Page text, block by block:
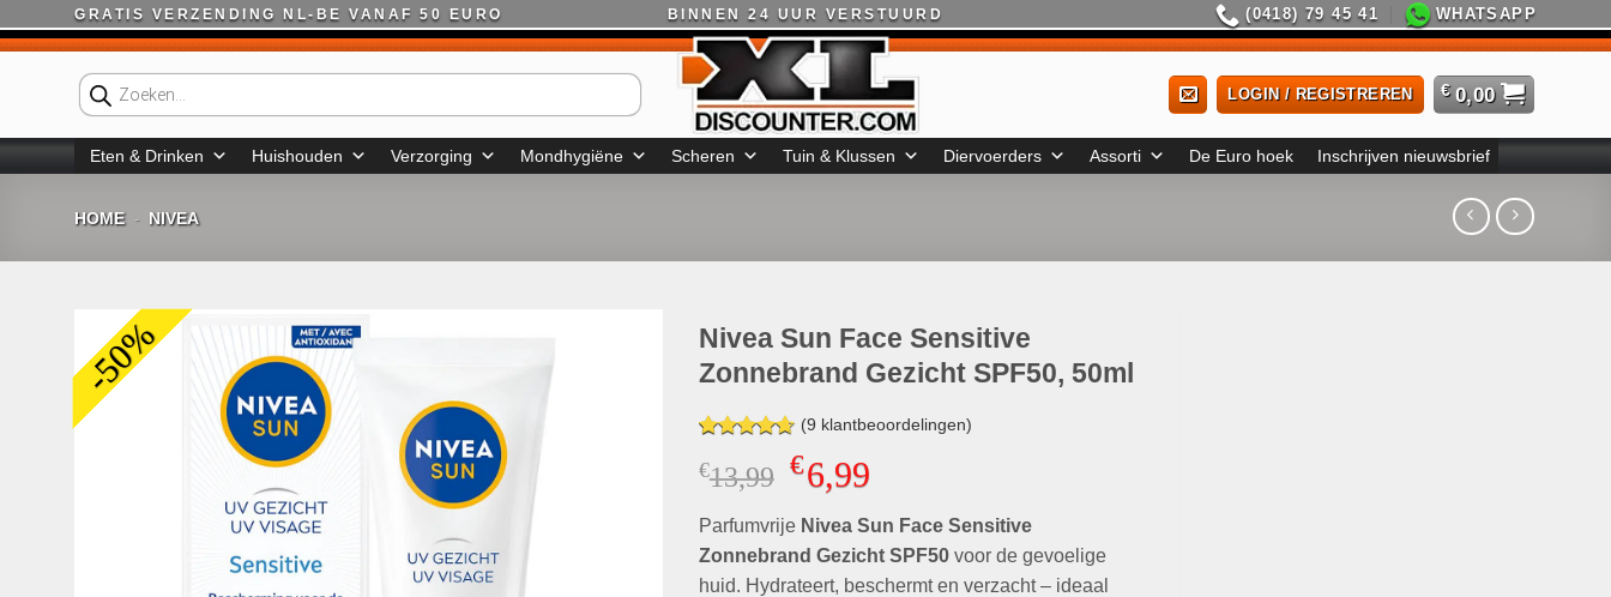
naar
GRATIS VERZENDING NL-BE VANAF 50 EURO BINNEN 24 UUR VERSTUURD (0418) 79 45 41 WHATSAPP
Producten
zoeken
LOGIN / REGISTREREN € 0,00
Eten & Drinken Huishouden Verzorging Mondhygiëne Scheren Tuin & Klussen Diervoerders Assorti De Euro hoek Inschrijven nieuwsbrief
HOME - NIVEA
-50%
Nivea Sun Face Sensitive
Zonnebrand Gezicht SPF50, 50ml
Gewaardeerd
4.67op 5
gebaseerd
waarderingen
(9 klantbeoordelingen)
€13,99 Oorspronkelijke
prijs
was:
€13,99.
€6,99Huidige
is:
€6,99.
ParfumvrijeNivea Sun Face Sensitive
Zonnebrand Gezicht SPF50voor de gevoelige
huid. Hydrateert, beschermt en verzacht – ideaal